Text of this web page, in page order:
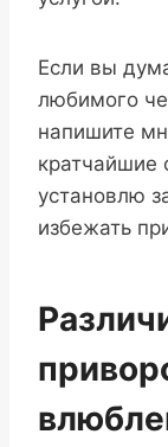
Если вы
любимого
напишите
кратчайшие
установлю
избежать